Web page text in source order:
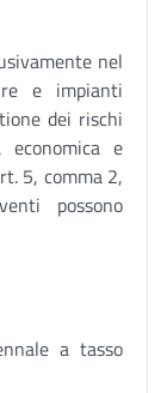
nel
e impianti
dei rischi
e
5, comma 2,
possono
a tasso